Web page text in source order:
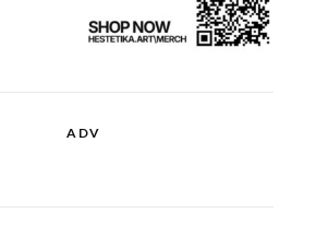
ADV